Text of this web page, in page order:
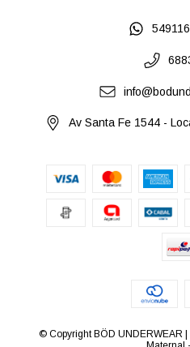
Av Santa Fe 1544 -
© Copyright BÖD UNDERWEAR